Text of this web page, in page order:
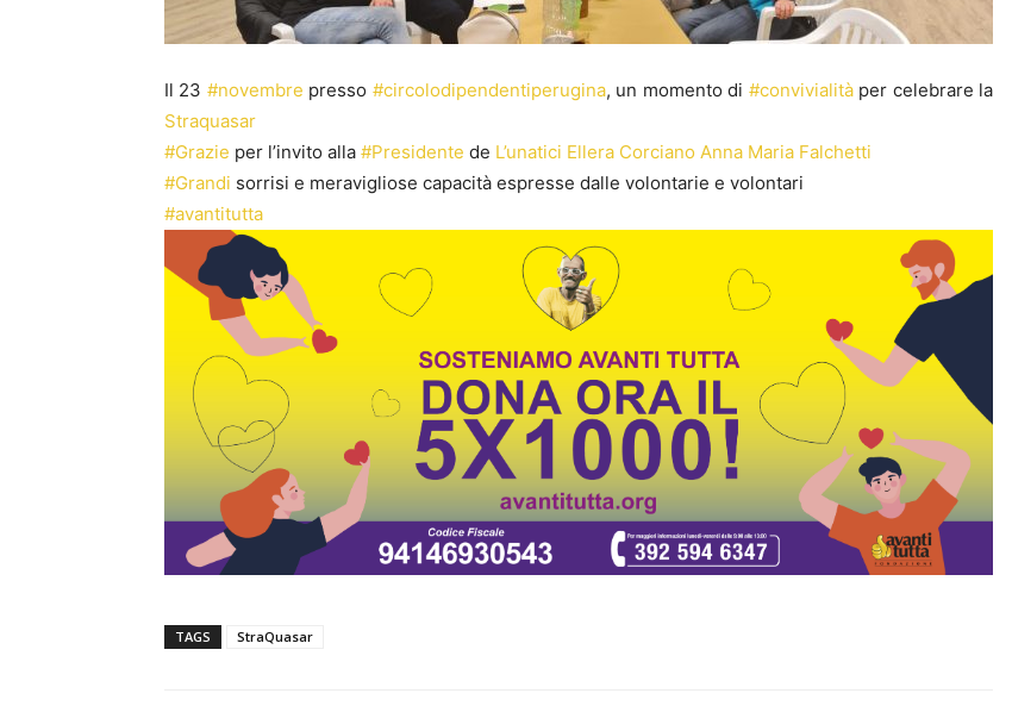
Il 23 #novembre presso #circolodipendentiperugina, un momento di #convivialitàper celebrare la
Straquasar
#Grazie per l’invito alla #Presidente de L’unatici Ellera Corciano Anna Maria Falchetti
#Grandi sorrisi e meravigliose capacità espresse dalle volontarie e volontari
#avantitutta
TAGS StraQuasar